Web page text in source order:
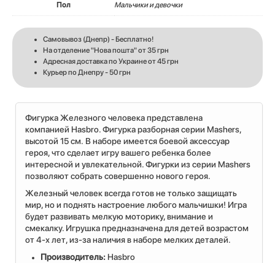
Пол Мальчики и девочки
Самовывоз (Днепр) - Бесплатно!
На отделение "Нова пошта" от 35 грн
Адресная доставка по Украине от 45 грн
Курьер по Днепру - 50 грн
Фигурка Железного человека представлена
компанией Hasbro. Фигурка разборная серии Mashers,
высотой 15 см. В наборе имеется боевой аксессуар
героя, что сделает игру вашего ребенка более
интересной и увлекательной. Фигурки из серии Mashers
позволяют собрать совершенно нового героя.
Железный человек всегда готов не только защищать
мир, но и поднять настроение любого мальчишки! Игра
будет развивать мелкую моторику, внимание и
смекалку. Игрушка предназначена для детей возрастом
от 4-х лет, из-за наличия в наборе мелких деталей.
Производитель: Hasbro